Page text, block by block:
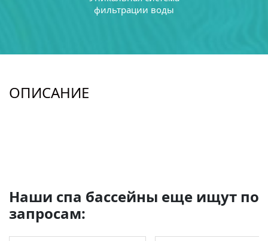
фильтрации воды
ОПИСАНИЕ
Наши спа бассейны еще ищут по
запросам: